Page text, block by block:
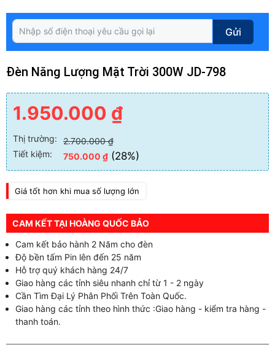
Gửi
Đèn Năng Lượng Mặt Trời 300W JD-798
1.950.000 ₫
Thị trường: 2.700.000₫
Tiết kiệm:
750.000 ₫ (28%)
Giá tốt hơn khi mua số lượng lớn
CAM KẾT TẠI HOÀNG QUỐC BẢO
Cam kết bảo hành 2 Năm cho đèn
Độ bền tấm Pin lên đến 25 năm
Hỗ trợ quý khách hàng 24/7
Giao hàng các tỉnh siêu nhanh chỉ từ 1 - 2 ngày
Cần Tìm Đại Lý Phân Phối Trên Toàn Quốc.
Giao hàng các tỉnh theo hình thức :Giao hàng - kiểm tra hàng -
thanh toán.